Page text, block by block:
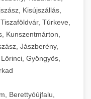
Kisújszállás,
Túrkeve,
Kunszentmárton,
Jászberény,
Gyöngyös,
Berettyóújfalu,